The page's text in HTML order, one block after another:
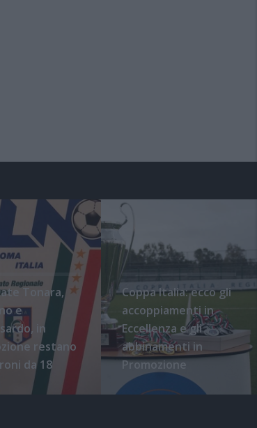
Tonara,
e
in
restano
da 18
Coppa Italia: ecco gli
accoppiamenti in
Eccellenza e gli
abbinamenti in
Promozione